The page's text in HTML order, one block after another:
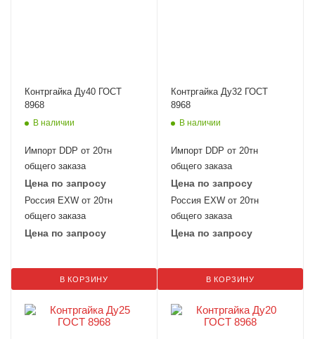
Контргайка Ду40 ГОСТ
8968
В наличии
Импорт DDP от 20тн
общего заказа
Цена по запросу
Россия EXW от 20тн
общего заказа
Цена по запросу
В КОРЗИНУ
Контргайка Ду32 ГОСТ
8968
В наличии
Импорт DDP от 20тн
общего заказа
Цена по запросу
Россия EXW от 20тн
общего заказа
Цена по запросу
В КОРЗИНУ